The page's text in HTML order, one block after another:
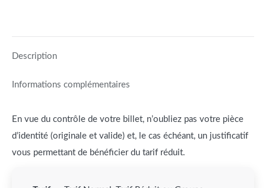
Description
Informations complémentaires
En vue du contrôle de votre billet, n’oubliez pas votre pièce
d’identité (originale et valide) et, le cas échéant, un justificatif
vous permettant de bénéficier du tarif réduit.